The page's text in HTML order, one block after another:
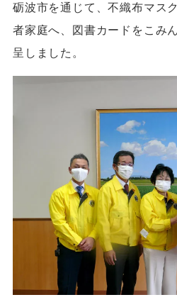
砺波市を通じて、不織布マス
者家庭へ、図書カードをこみ
呈しました。